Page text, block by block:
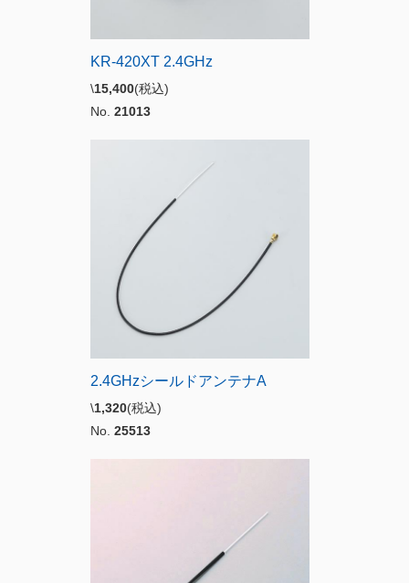
KR-420XT 2.4GHz
\15,400(税込)
No. 21013
2.4GHzシールドアンテナA
\1,320(税込)
No. 25513